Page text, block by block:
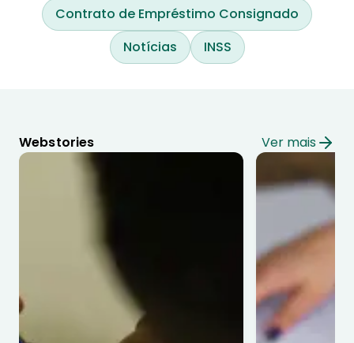
Contrato de Empréstimo Consignado
Notícias
INSS
Webstories Ver mais